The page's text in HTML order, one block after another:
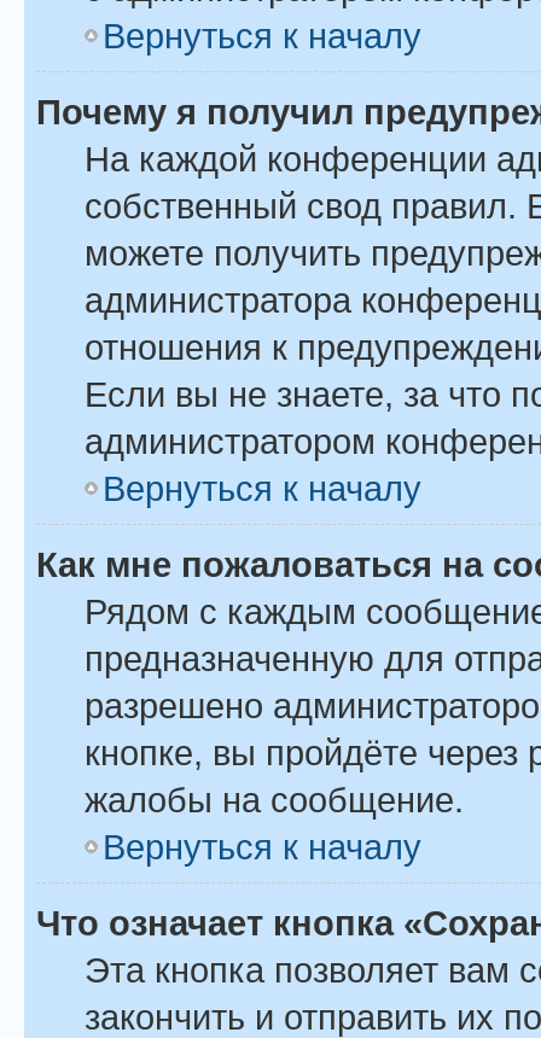
Вернуться к началу
Почему я получил
На каждой конференции
собственный свод
можете получить
администратора
отношения к
Если вы не знаете, за что
администратором
Вернуться к началу
Как мне пожаловаться на
Рядом с каждым
предназначенную для
разрешено
кнопке, вы пройдёте
жалобы на сообщение.
Вернуться к началу
Что означает кнопка
Эта кнопка позволяет вам
закончить и отправить их